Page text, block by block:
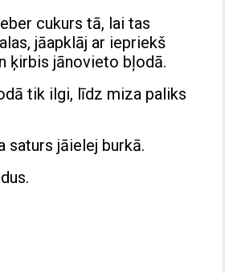
cukurs tā, lai tas
jāapklāj ar iepriekš
ķirbis jānovieto bļodā.
tik ilgi, līdz miza paliks
saturs jāielej burkā.